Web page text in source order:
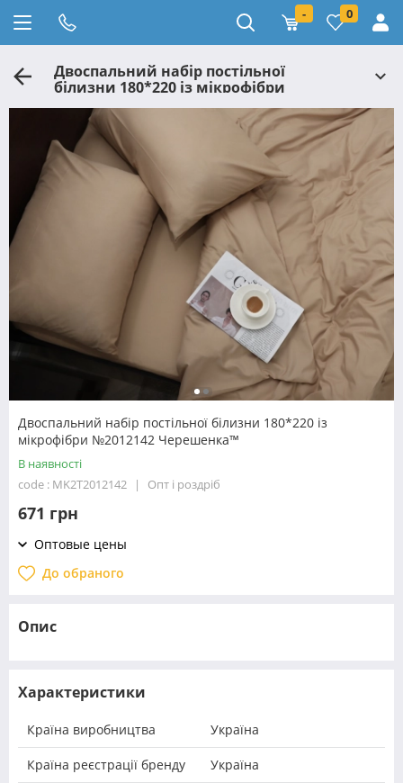
- 0
Двоспальний набір постільної
білизни 180*220 із мікрофібри
№2012142 Черешенка™
Двоспальний набір постільної білизни 180*220 із
мікрофібри №2012142 Черешенка™
В наявності
code : MK2T2012142
Опт і роздріб
671 грн
Оптовые цены
До обраного
Опис
Характеристики
Країна виробництва Україна
Країна реєстрації бренду Україна